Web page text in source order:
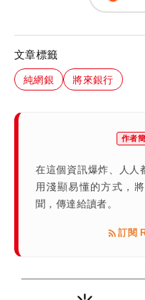
文章標籤
純網銀 將來銀行
作者
在這個資訊爆炸、人人
用淺顯易懂的方式，
聞，傳達給讀者。
訂閱